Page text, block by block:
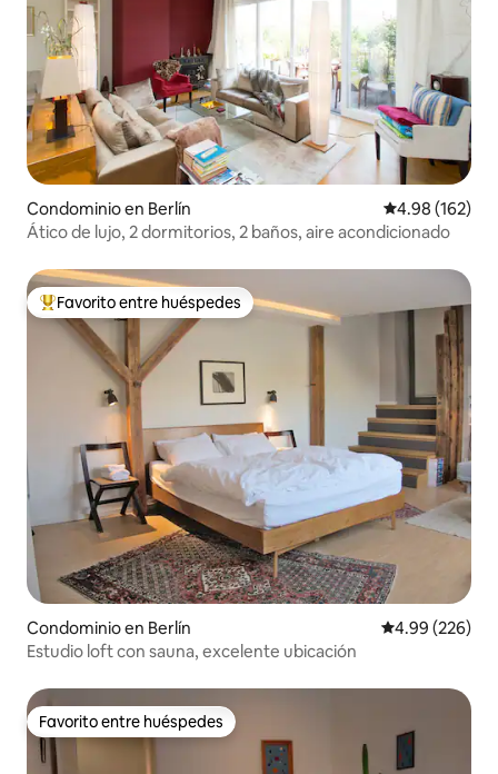
Condominio en Berlín Calificación
4.98 (162)
Ático de lujo, 2 dormitorios, 2 baños, aire acondicionado
De los mejores en Favorito entre huéspedes
Favorito entre huéspedes
Condominio en Berlín Calificación
4.99 (226)
Estudio loft con sauna, excelente ubicación
Favorito entre huéspedes
Favorito entre huéspedes